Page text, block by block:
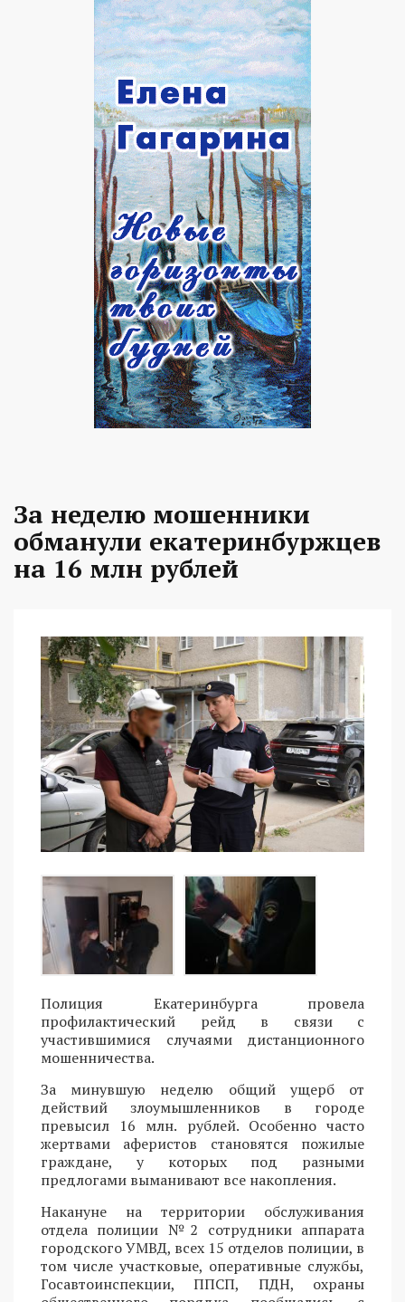
За неделю мошенники
обманули екатеринбуржцев
на 16 млн рублей
Полиция Екатеринбурга провела
профилактический рейд в связи с
участившимися случаями дистанционного
мошенничества.
За минувшую неделю общий ущерб от
действий злоумышленников в городе
превысил 16 млн. рублей. Особенно часто
жертвами аферистов становятся пожилые
граждане, у которых под разными
предлогами выманивают все накопления.
Накануне на территории обслуживания
отдела полиции №2 сотрудники аппарата
городского УМВД, всех 15 отделов полиции, в
том числе участковые, оперативные службы,
Госавтоинспекции, ППСП, ПДН, охраны